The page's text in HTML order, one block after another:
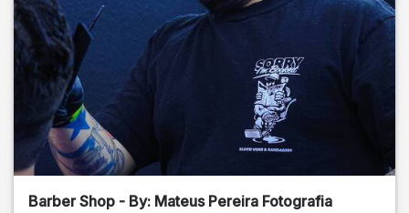
Barber Shop - By: Mateus Pereira Fotografia